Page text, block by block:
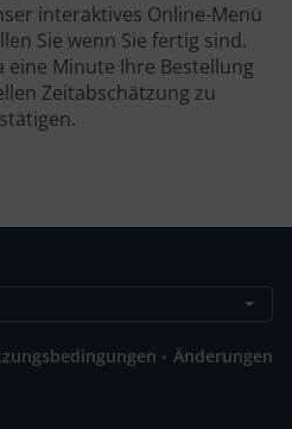
interaktives Online-Menü
Sie wenn Sie fertig sind.
Minute Ihre Bestellung
Zeitabschätzung zu
. Änderungen